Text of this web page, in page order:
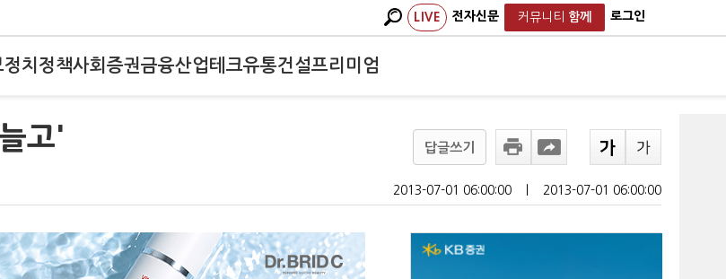
LIVE 전자신문 커뮤니티 함께 로그인
정치 정책사회 증권금융산업테크유통건설프리미엄
고' 답글쓰기
2013-07-01 06:00:00 2013-07-01 06:00:00